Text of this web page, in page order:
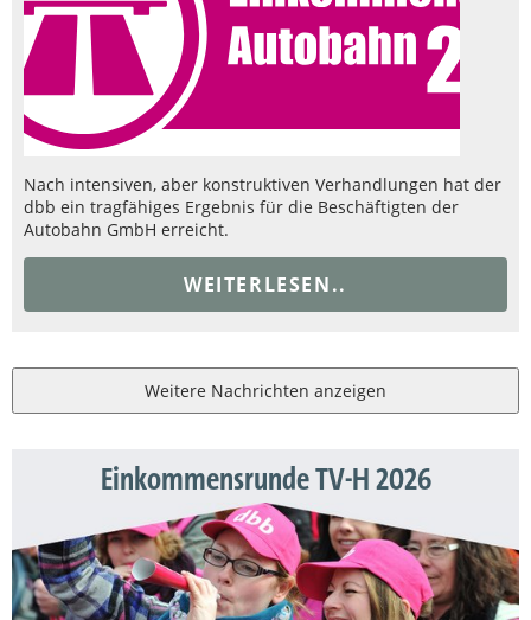
Nach intensiven, aber konstruktiven Verhandlungen hat der
dbb ein tragfähiges Ergebnis für die Beschäftigten der
Autobahn GmbH erreicht.
WEITERLESEN..
Weitere Nachrichten anzeigen
Einkommensrunde TV-H 2026